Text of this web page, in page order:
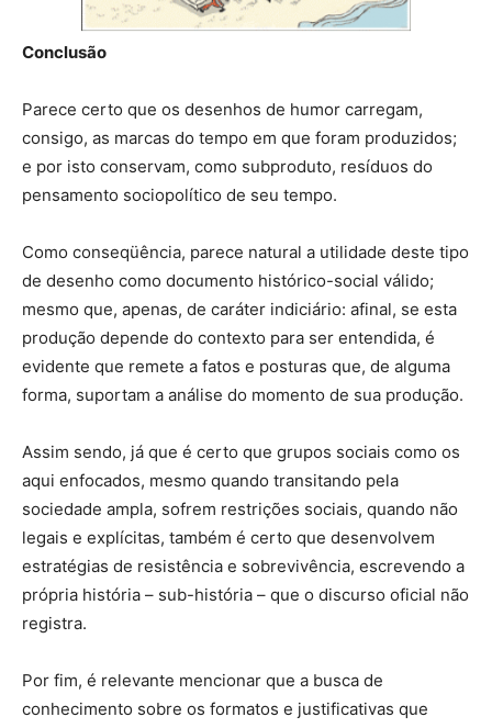
Conclusão
Parece certo que os desenhos de humor carregam,
consigo, as marcas do tempo em que foram produzidos;
e por isto conservam, como subproduto, resíduos do
pensamento sociopolítico de seu tempo.
Como conseqüência, parece natural a utilidade deste tipo
de desenho como documento histórico-social válido;
mesmo que, apenas, de caráter indiciário: afinal, se esta
produção depende do contexto para ser entendida, é
evidente que remete a fatos e posturas que, de alguma
forma, suportam a análise do momento de sua produção.
Assim sendo, já que é certo que grupos sociais como os
aqui enfocados, mesmo quando transitando pela
sociedade ampla, sofrem restrições sociais, quando não
legais e explícitas, também é certo que desenvolvem
estratégias de resistência e sobrevivência, escrevendo a
própria história – sub-história – que o discurso oficial não
registra.
Por fim, é relevante mencionar que a busca de
conhecimento sobre os formatos e justificativas que